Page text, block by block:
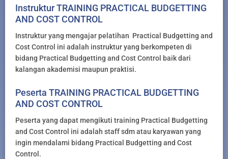
Instruktur TRAINING PRACTICAL BUDGETTING
AND COST CONTROL
Instruktur yang mengajar pelatihan Practical Budgetting and
Cost Control ini adalah instruktur yang berkompeten di
bidang Practical Budgetting and Cost Control baik dari
kalangan akademisi maupun praktisi.
Peserta TRAINING PRACTICAL BUDGETTING
AND COST CONTROL
Peserta yang dapat mengikuti training Practical Budgetting
and Cost Control ini adalah staff sdm atau karyawan yang
ingin mendalami bidang Practical Budgetting and Cost
Control.